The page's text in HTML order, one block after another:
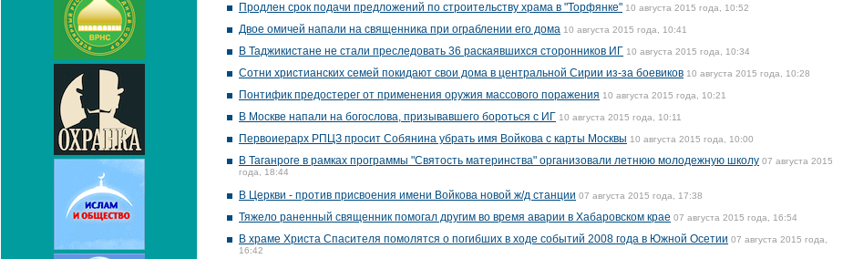
Продлен срок подачи предложений по строительству храма в "Торфянке" 10 августа 2015 года, 10:52
Двое омичей напали на священника при ограблении его дома 10 августа 2015 года, 10:41
В Таджикистане не стали преследовать 36 раскаявшихся сторонников ИГ 10 августа 2015 года, 10:34
Сотни христианских семей покидают свои дома в центральной Сирии из-за боевиков 10 августа 2015 года, 10:28
Понтифик предостерег от применения оружия массового поражения 10 августа 2015 года, 10:21
В Москве напали на богослова, призывавшего бороться с ИГ 10 августа 2015 года, 10:11
Первоиерарх РПЦЗ просит Собянина убрать имя Войкова с карты Москвы 10 августа 2015 года, 10:00
В Таганроге в рамках программы "Святость материнства" организовали летнюю молодежную школу 07 августа 2015
года, 18:44
В Церкви - против присвоения имени Войкова новой ж/д станции 07 августа 2015 года, 17:38
Тяжело раненный священник помогал другим во время аварии в Хабаровском крае 07 августа 2015 года, 16:54
В храме Христа Спасителя помолятся о погибших в ходе событий 2008 года в Южной Осетии 07 августа 2015 года,
16:42